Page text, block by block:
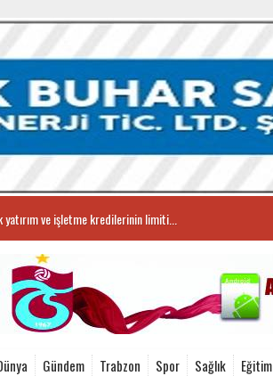
ve işletme kredilerinin limiti...
Gündem Trabzon Spor Sağlık Eğitim